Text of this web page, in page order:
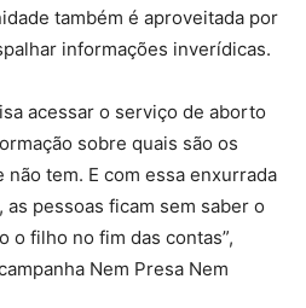
também é aproveitada por
informações inverídicas.
acessar o serviço de aborto
sobre quais são os
tem. E com essa enxurrada
as pessoas ficam sem saber o
o filho no fim das contas”,
Nem Presa Nem